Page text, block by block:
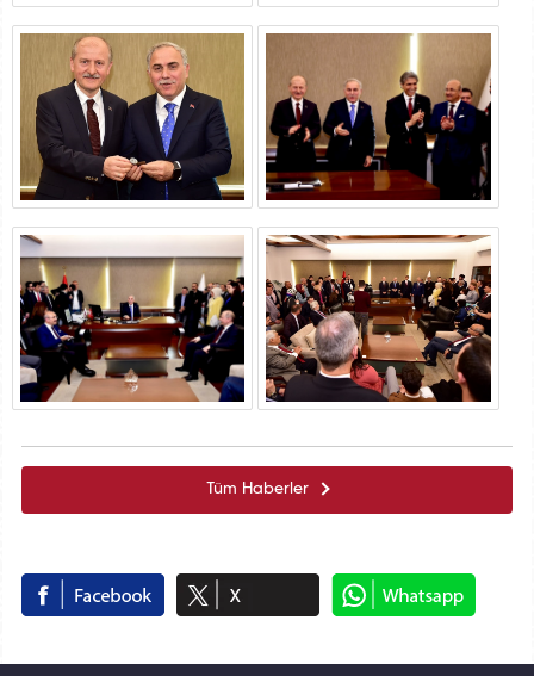
Tüm Haberler